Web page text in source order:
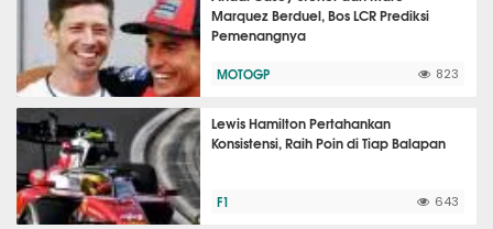
Marquez Berduel, Bos LCR Prediksi
Pemenangnya
MOTOGP 823
Lewis Hamilton Pertahankan
Konsistensi, Raih Poin di Tiap Balapan
F1 643